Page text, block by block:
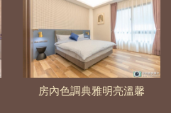
房內色調典雅明亮溫馨